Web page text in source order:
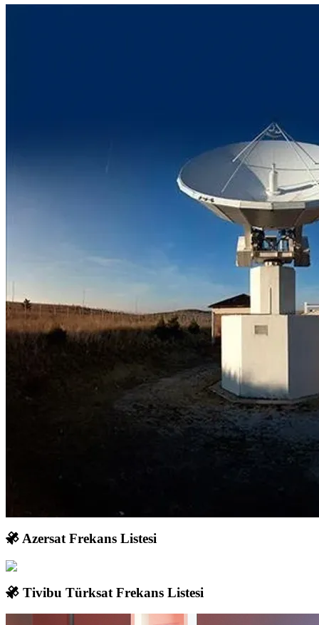
Azersat Frekans Listesi
Tivibu Türksat Frekans Listesi